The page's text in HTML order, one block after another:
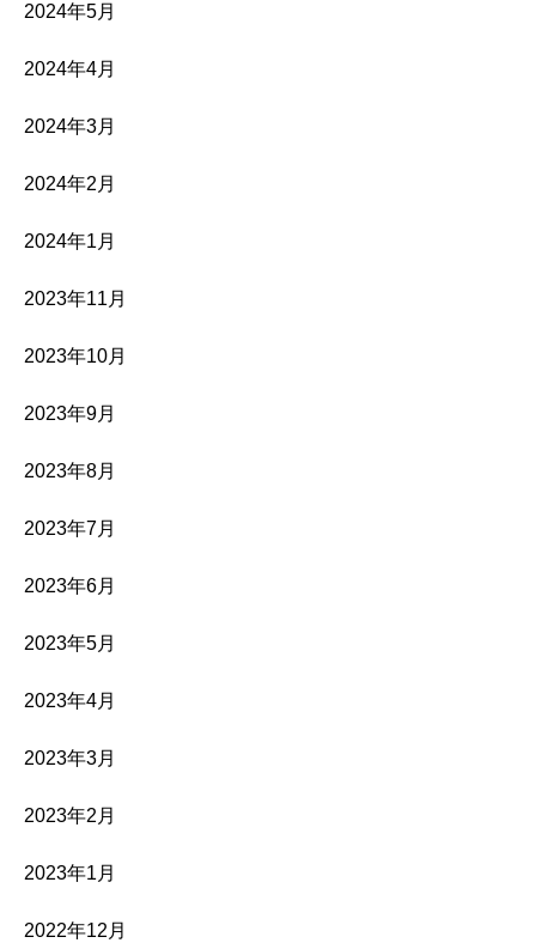
2024年5月
2024年4月
2024年3月
2024年2月
2024年1月
2023年11月
2023年10月
2023年9月
2023年8月
2023年7月
2023年6月
2023年5月
2023年4月
2023年3月
2023年2月
2023年1月
2022年12月